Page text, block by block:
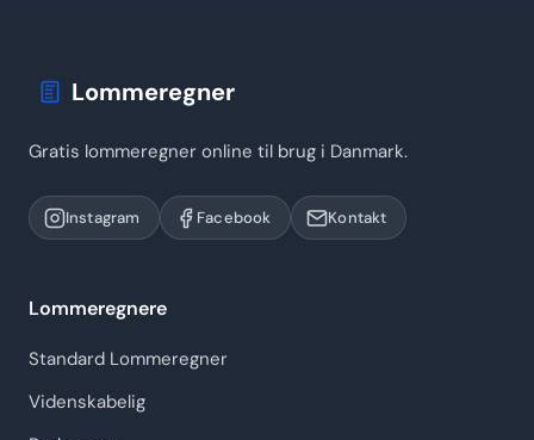
Lommeregner
Gratis lommeregner online til brug i Danmark.
Instagram Facebook Kontakt
Lommeregnere
Standard Lommeregner
Videnskabelig